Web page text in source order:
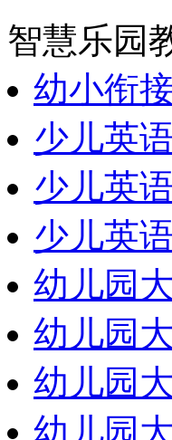
智慧乐园
幼小衔
少儿英
少儿英
少儿英
幼儿园
幼儿园
幼儿园
幼儿园